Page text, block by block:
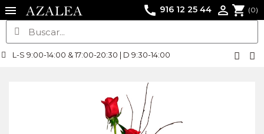
call 916 12 25 44  shopping_cart (0)
L-S 9:00-14:00 & 17:00-20:30 | D 9:30-14:00